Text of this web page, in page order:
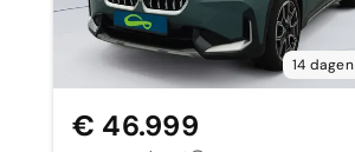
14 dagen
€ 46.999